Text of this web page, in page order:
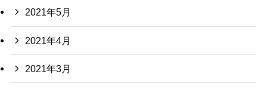
2021年5月
2021年4月
2021年3月